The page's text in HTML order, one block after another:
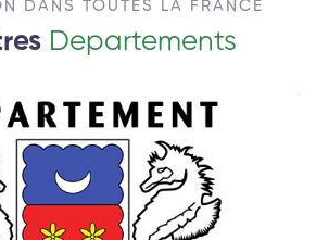
DANS TOUTES LA FRANCE
Departements